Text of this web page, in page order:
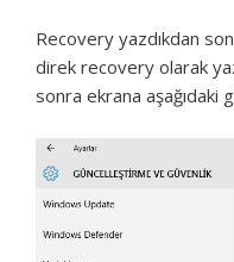
Recovery yazdıkdan
direk recovery olarak
sonra ekrana aşağıdaki